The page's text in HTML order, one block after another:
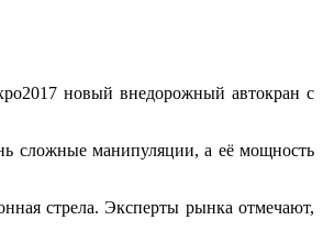
новый внедорожный автокран с
сложные манипуляции, а её мощность
стрела. Эксперты рынка отмечают,